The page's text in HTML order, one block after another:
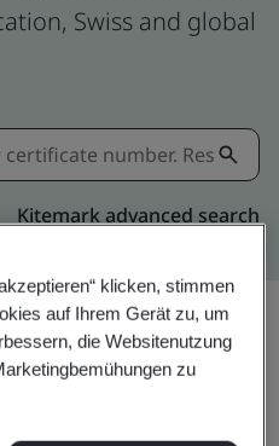
Swiss and global
Kitemark advanced search
Teilen:
klicken, stimmen
auf Ihrem Gerät zu, um
die Websitenutzung
zu